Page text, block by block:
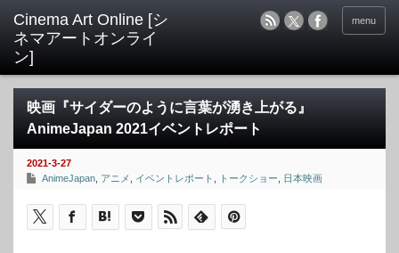
menu
映画『サイダーのように言葉が湧き上がる』
AnimeJapan 2021イベントレポート
2021-3-27
AnimeJapan アニメ イベントレポート トークショー 日本映画